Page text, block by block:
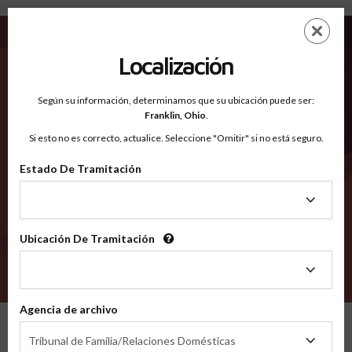
Johnston OK - Condados Reconocidos
EN
Condados Reconocidos
2600
Localización
Según su información, determinamos que su ubicación puede ser:
Franklin, Ohio.
Si esto no es correcto, actualice. Seleccione "Omitir" si no está seguro.
Estado De Tramitación
Tramitación
Ubicación De Tramitación
Tramitación
Agencia de archivo
Tribunal de Familia/Relaciones Domésticas
de